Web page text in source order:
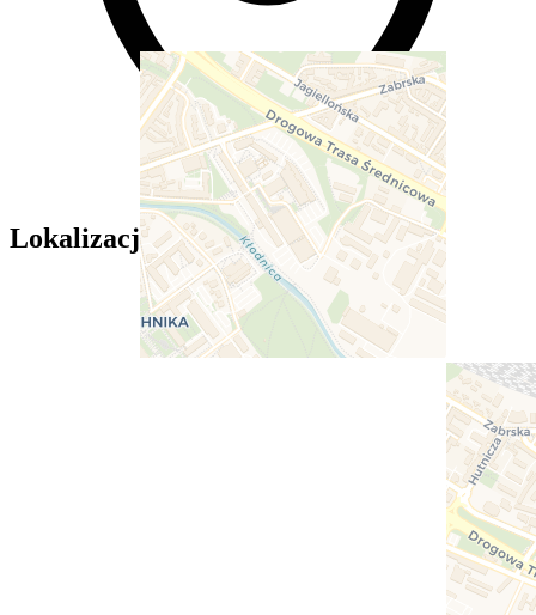
Lokalizacja — Politechnika Śląska